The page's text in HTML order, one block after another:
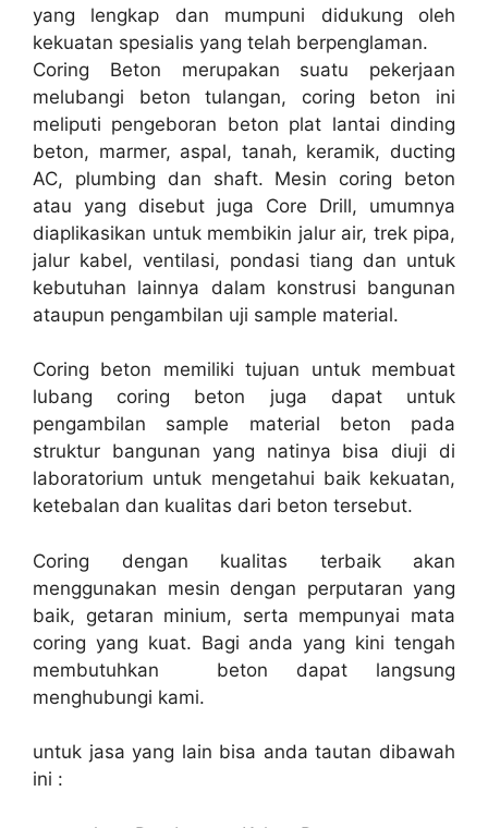
yang lengkap dan mumpuni didukung oleh
kekuatan spesialis yang telah berpenglaman.
Coring Beton merupakan suatu pekerjaan
melubangi beton tulangan, coring beton ini
meliputi pengeboran beton plat lantai dinding
beton, marmer, aspal, tanah, keramik, ducting
AC, plumbing dan shaft. Mesin coring beton
atau yang disebut juga Core Drill, umumnya
diaplikasikan untuk membikin jalur air, trek pipa,
jalur kabel, ventilasi, pondasi tiang dan untuk
kebutuhan lainnya dalam konstrusi bangunan
ataupun pengambilan uji sample material.
Coring beton memiliki tujuan untuk membuat
lubang coring beton juga dapat untuk
pengambilan sample material beton pada
struktur bangunan yang natinya bisa diuji di
laboratorium untuk mengetahui baik kekuatan,
ketebalan dan kualitas dari beton tersebut.
Coring dengan kualitas terbaik akan
menggunakan mesin dengan perputaran yang
baik, getaran minium, serta mempunyai mata
coring yang kuat. Bagi anda yang kini tengah
membutuhkan beton dapat langsung
menghubungi kami.
untuk jasa yang lain bisa anda tautan dibawah
ini :